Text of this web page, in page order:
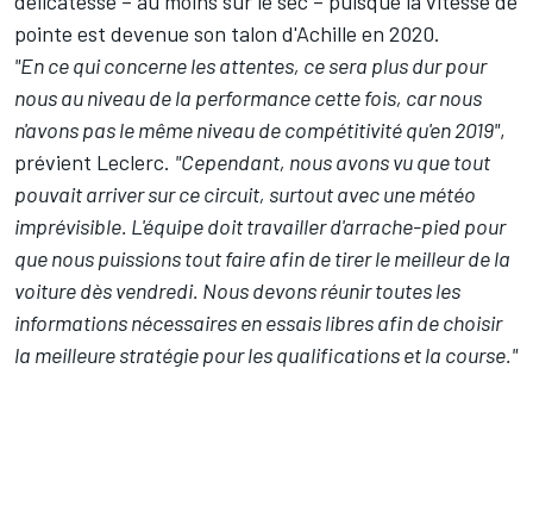
pointe est devenue son talon d'Achille en 2020.
"En ce qui concerne les attentes, ce sera plus dur pour
nous au niveau de la performance cette fois, car nous
n'avons pas le même niveau de compétitivité qu'en 2019",
prévient Leclerc. "Cependant, nous avons vu que tout
pouvait arriver sur ce circuit, surtout avec une météo
imprévisible. L'équipe doit travailler d'arrache-pied pour
que nous puissions tout faire afin de tirer le meilleur de la
voiture dès vendredi. Nous devons réunir toutes les
informations nécessaires en essais libres afin de choisir
la meilleure stratégie pour les qualifications et la course."